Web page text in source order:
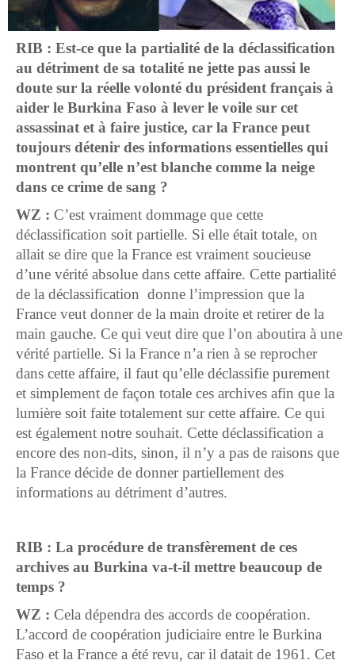
RIB : Est-ce que la partialité de la déclassification
au détriment de sa totalité ne jette pas aussi le
doute sur la réelle volonté du président français à
aider le Burkina Faso à lever le voile sur cet
assassinat et à faire justice, car la France peut
toujours détenir des informations essentielles qui
montrent qu’elle n’est blanche comme la neige
dans ce crime de sang ?
WZ : C’est vraiment dommage que cette
déclassification soit partielle. Si elle était totale, on
allait se dire que la France est vraiment soucieuse
d’une vérité absolue dans cette affaire. Cette partialité
de la déclassification donne l’impression que la
France veut donner de la main droite et retirer de la
main gauche. Ce qui veut dire que l’on aboutira à une
vérité partielle. Si la France n’a rien à se reprocher
dans cette affaire, il faut qu’elle déclassifie purement
et simplement de façon totale ces archives afin que la
lumière soit faite totalement sur cette affaire. Ce qui
est également notre souhait. Cette déclassification a
encore des non-dits, sinon, il n’y a pas de raisons que
la France décide de donner partiellement des
informations au détriment d’autres.
RIB : La procédure de transfèrement de ces
archives au Burkina va-t-il mettre beaucoup de
temps ?
WZ : Cela dépendra des accords de coopération.
L’accord de coopération judiciaire entre le Burkina
Faso et la France a été revu, car il datait de 1961. Cet